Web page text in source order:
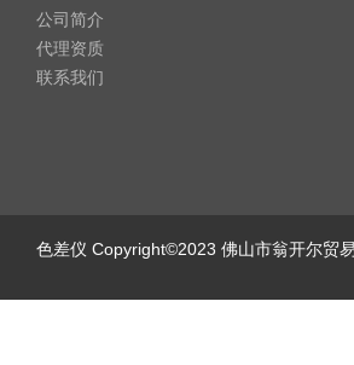
公司简介
代理资质
联系我们
色差仪 Copyright©2023 佛山市翁开尔贸